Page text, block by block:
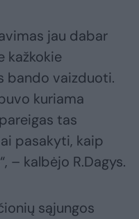
jau dabar
kažkokie
bando vaizduoti.
kuriama
tas
pasakyti, kaip
– kalbėjo R.Dagys.
sąjungos